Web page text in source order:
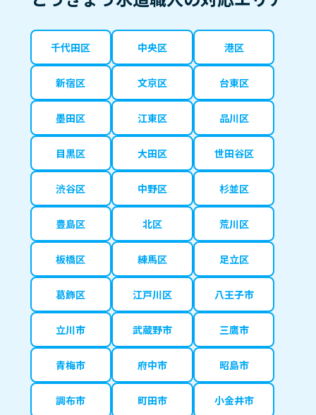
千代田区 中央区 港区
新宿区 文京区 台東区
墨田区 江東区 品川区
目黒区 大田区 世田谷区
渋谷区 中野区 杉並区
豊島区 北区 荒川区
板橋区 練馬区 足立区
葛飾区 江戸川区 八王子市
立川市 武蔵野市 三鷹市
青梅市 府中市 昭島市
調布市 町田市 小金井市